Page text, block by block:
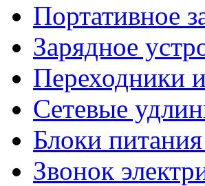
Портативное
Зарядное
Переходники
Сетевые
Блоки питания
Звонок